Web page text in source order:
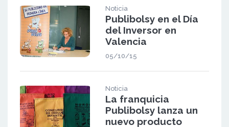
Noticia
Publibolsy en el Día
del Inversor en
Valencia
05/10/15
Noticia
La franquicia
Publibolsy lanza un
nuevo producto